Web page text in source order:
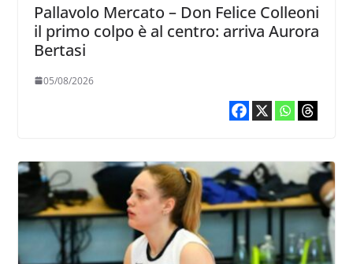
Pallavolo Mercato – Don Felice Colleoni
il primo colpo è al centro: arriva Aurora
Bertasi
05/08/2026